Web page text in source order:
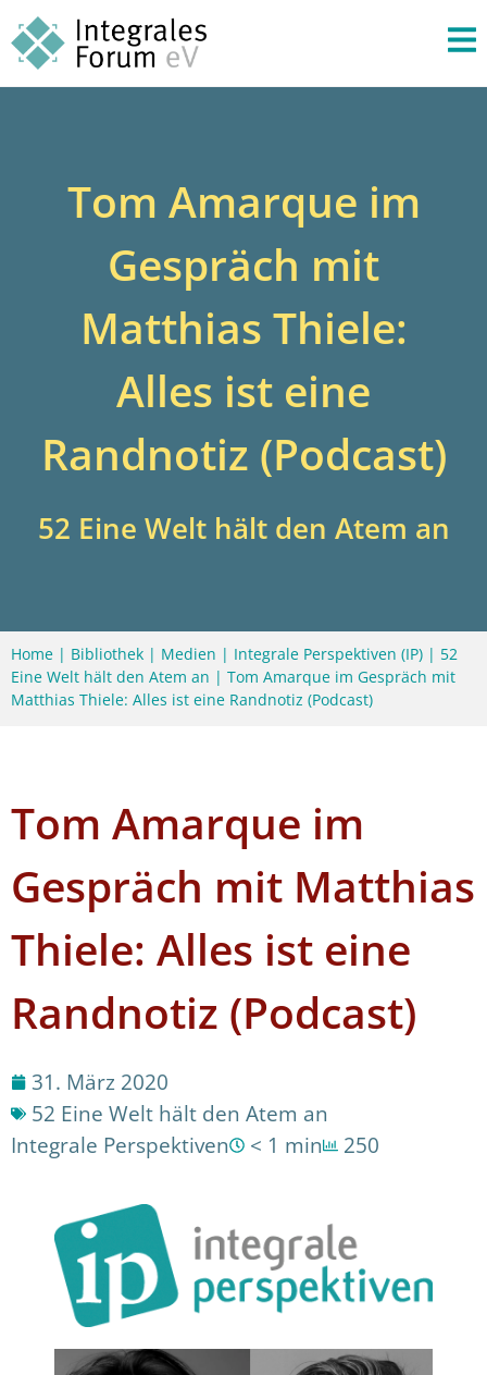
Tom Amarque im
Gespräch mit
Matthias Thiele:
Alles ist eine
Randnotiz (Podcast)
52 Eine Welt hält den Atem an
Home | Bibliothek | Medien | Integrale Perspektiven (IP) | 52
Eine Welt hält den Atem an | Tom Amarque im Gespräch mit
Matthias Thiele: Alles ist eine Randnotiz (Podcast)
Tom Amarque im
Gespräch mit Matthias
Thiele: Alles ist eine
Randnotiz (Podcast)
31. März 2020
52 Eine Welt hält den Atem an
Integrale Perspektiven
< 1 min 250